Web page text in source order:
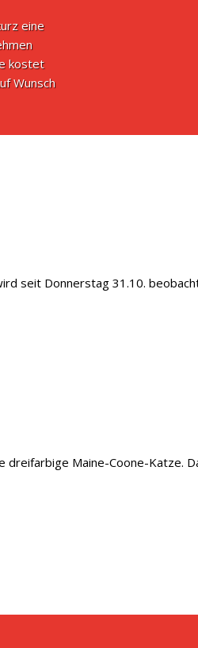
eine
kostet
Wunsch
seit Donnerstag 31.10.
Maine-Coone-Katze.